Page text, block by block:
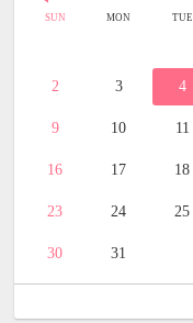
SUN MON TUE
2 3 4
9 10 11
16 17 18
23 24 25
30 31